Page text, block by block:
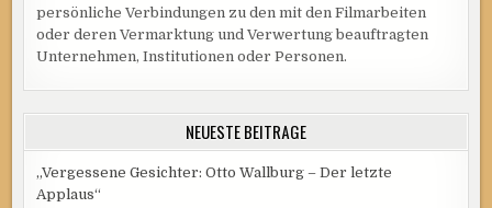
persönliche Verbindungen zu den mit den Filmarbeiten
oder deren Vermarktung und Verwertung beauftragten
Unternehmen, Institutionen oder Personen.
NEUESTE BEITRÄGE
„Vergessene Gesichter: Otto Wallburg – Der letzte
Applaus“